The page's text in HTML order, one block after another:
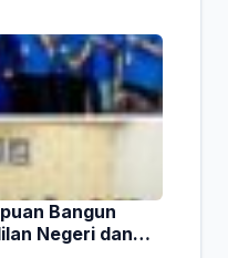
Bangun
Negeri dan